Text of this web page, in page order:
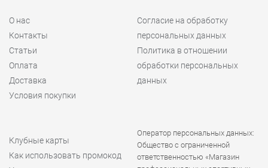
О нас
Контакты
Статьи
Оплата
Доставка
Условия покупки
Согласие на обработку
персональных данных
Политика в отношении
обработки персональных
данных
Клубные карты
Как использовать промокод
Оператор персональных данных:
Общество с ограниченной
ответственностью «Магазин